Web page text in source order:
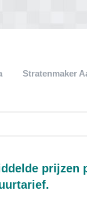
Stratenmaker
prijzen